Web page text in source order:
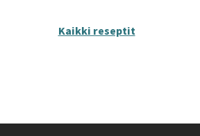
Kaikki reseptit